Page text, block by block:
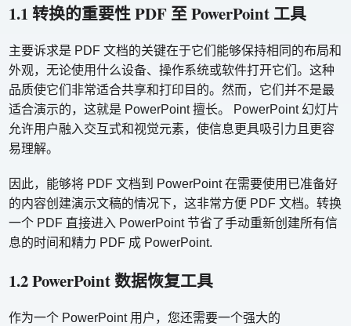
1.1 转换的重要性 PDF 至 PowerPoint 工具
主要诉求是 PDF 文档的关键在于它们能够保持相同的布局和
外观，无论使用什么设备、操作系统或软件打开它们。这种
品质使它们非常适合共享和打印目的。然而，它们并不是最
适合演示的，这就是 PowerPoint 擅长。 PowerPoint 幻灯片
允许用户融入交互式和视觉元素，使信息更具吸引力且更容
易理解。
因此，能够将 PDF 文档到 PowerPoint 在需要使用已准备好
的内容创建演示文稿的情况下，这非常方便 PDF 文档。转换
一个 PDF 直接进入 PowerPoint 节省了手动重新创建所有信
息的时间和精力 PDF 成 PowerPoint.
1.2 PowerPoint 数据恢复工具
作为一个 PowerPoint 用户，您还需要一个强大的